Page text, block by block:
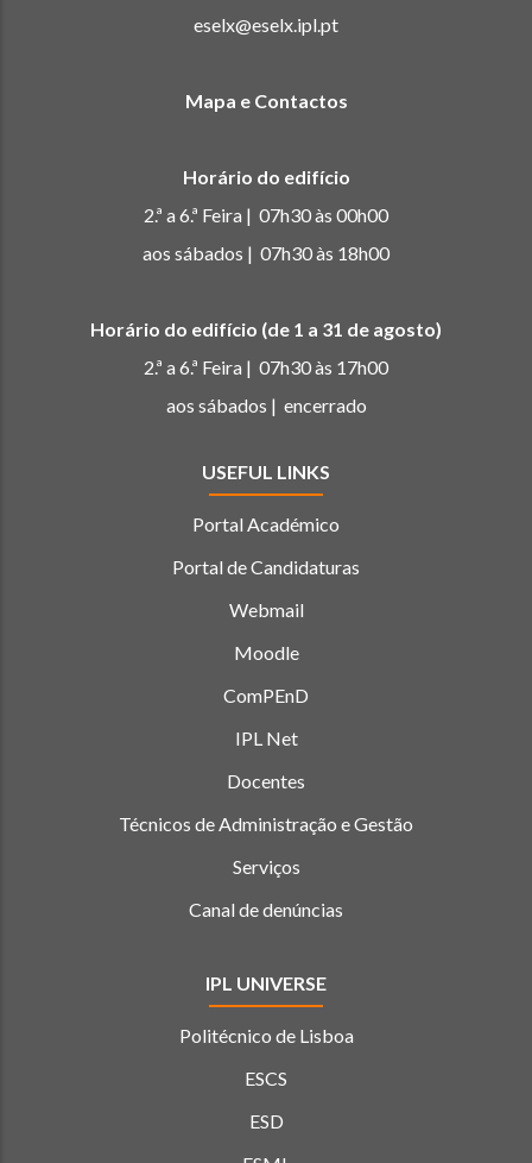
eselx@eselx.ipl.pt
Mapa e Contactos
Horário do edifício
2.ª a 6.ª Feira | 07h30 às 00h00
aos sábados | 07h30 às 18h00
Horário do edifício (de 1 a 31 de agosto)
2.ª a 6.ª Feira | 07h30 às 17h00
aos sábados | encerrado
USEFUL LINKS
Portal Académico
Portal de Candidaturas
Webmail
Moodle
ComPEnD
IPL Net
Docentes
Técnicos de Administração e Gestão
Serviços
Canal de denúncias
IPL UNIVERSE
Politécnico de Lisboa
ESCS
ESD